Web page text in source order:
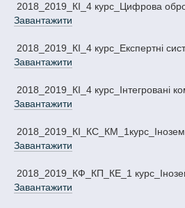
2018_2019_КІ_4 курс_Цифрова
Завантажити
2018_2019_КІ_4 курс_Експертні
Завантажити
2018_2019_КІ_4 курс_Інтегровані
Завантажити
Завантажити
2018_2019_КФ_КП_КЕ_1
Завантажити